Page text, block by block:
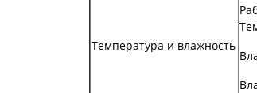
Температура и влажность